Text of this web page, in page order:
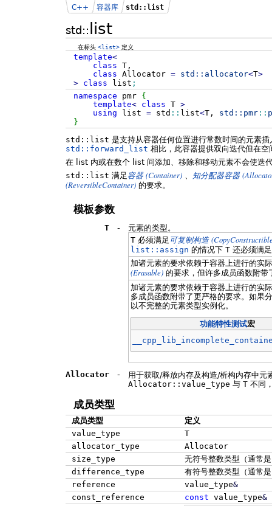
std:: list
C++ 容器库 std::list
在标头<list> 定义
template<
class T,
class Allocator = std:: allocator<T>
>
class list ;
namespace pmr {
template< class T >
using list =std :: list<T, std:: pmr::
}
std::list 是支持从容器任何位置进行常数时间的元素
std::forward_list 相比，此容器提供双向迭代但在空
在 list 内或在数个 list 间添加、移除和移动元素不会使迭
std::list 满足 容器 (Container) 、 知分配器容器
(ReversibleContainer) 的要求。
模板参数
T -
元素的类型。
T必须满足 可复制构造
list::assign 的情况下 T还必须满足
加诸元素的要求依赖于容器上进行的实
(Erasable) 的要求，但许多成员函数附带
加诸元素的要求依赖于容器上进行的实
多成员函数附带了更严格的要求。如果
以不完整的元素类型实例化。
功能特性测试宏
Allocator -
用于获取/释放内存及构造/析构内存中元
Allocator::value_type 与 T 不同
成员类型
成员类型
定义
value_type
T
allocator_type
Allocator
size_type
无符号整数类型（通常
difference_type
有符号整数类型（通常
reference
value_type&
const_reference
const value_type&